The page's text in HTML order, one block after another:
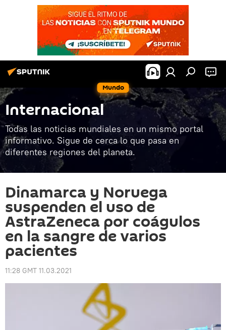
Mundo
Internacional
Todas las noticias mundiales en un mismo portal
informativo. Sigue de cerca lo que pasa en
diferentes regiones del planeta.
Dinamarca y Noruega
suspenden el uso de
AstraZeneca por coágulos
en la sangre de varios
pacientes
11:28 GMT 11.03.2021